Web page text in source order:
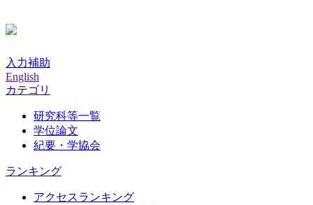
入力補助
English
カテゴリ
研究科等一覧
学位論文
紀要・学協会
ランキング
アクセスランキング